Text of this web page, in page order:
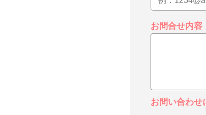
お問合せ内容
お問い合わせ